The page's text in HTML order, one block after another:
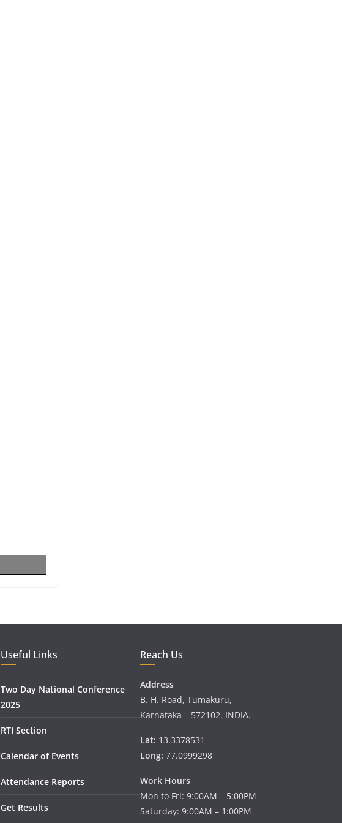
Useful Links
Two Day National Conference
2025
RTI Section
Calendar of Events
Attendance Reports
Get Results
Reach Us
Address
B. H. Road, Tumakuru,
Karnataka – 572102. INDIA.
Lat: 13.3378531
Long: 77.0999298
Work Hours
Mon to Fri: 9:00AM – 5:00PM
Saturday: 9:00AM – 1:00PM